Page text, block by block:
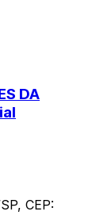
DA
CEP: